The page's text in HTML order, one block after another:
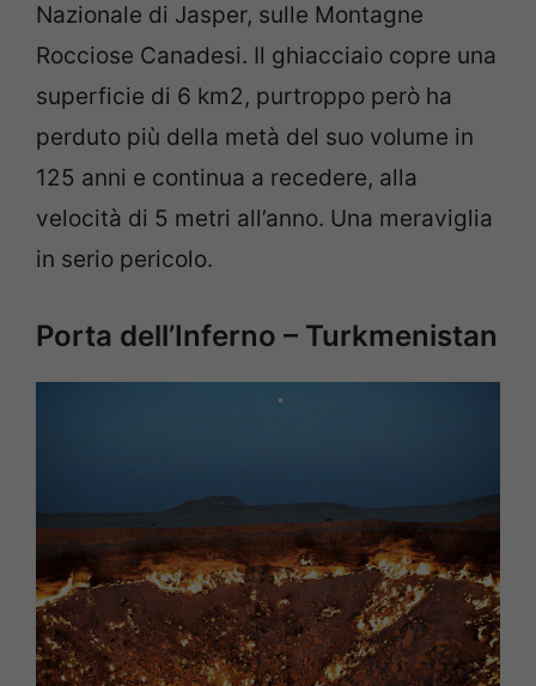
Nazionale di Jasper, sulle Montagne
Rocciose Canadesi. Il ghiacciaio copre una
superficie di 6 km2, purtroppo però ha
perduto più della metà del suo volume in
125 anni e continua a recedere, alla
velocità di 5 metri all’anno. Una meraviglia
in serio pericolo.
Porta dell’Inferno – Turkmenistan